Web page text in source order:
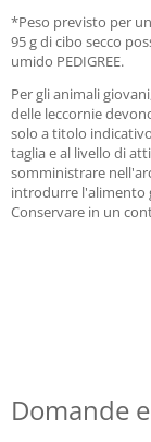
*Peso previsto per
95 g di cibo secco
umido PEDIGREE.
Per gli animali
delle leccornie
solo a titolo
taglia e al livello di
somministrare
introdurre l'alimento
Conservare in un
Domande